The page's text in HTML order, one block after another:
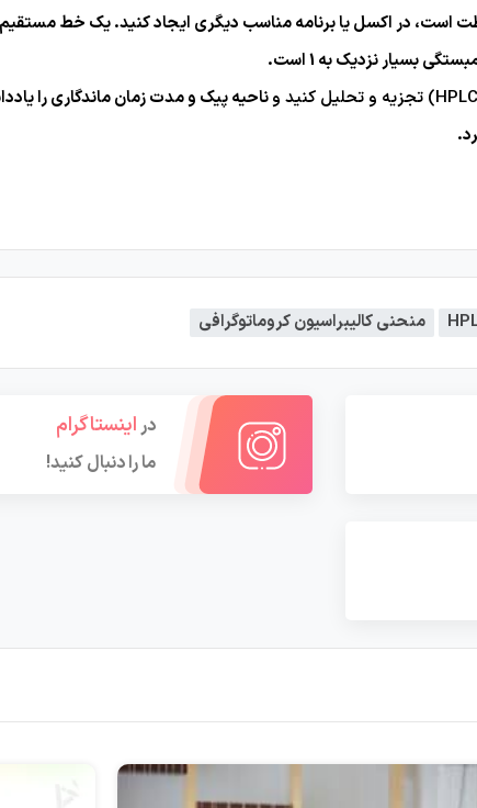
در اکسل یا برنامه مناسب دیگری ایجاد کنید. یک خط مستقیم
بسیار نزدیک به 1 است.
ناحیه پیک و مدت زمان ماندگاری را
منحنی کالیبراسیون کروماتوگرافی
در اینستاگرام
ما را دنبال کنید!